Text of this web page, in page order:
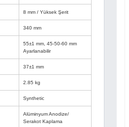
8 mm / Yüksek Şerit
340 mm
55±1 mm, 45-50-60 mm
Ayarlanabilir
37±1 mm
2.85 kg
Synthetic
Alüminyum Anodize/
Serakot Kaplama